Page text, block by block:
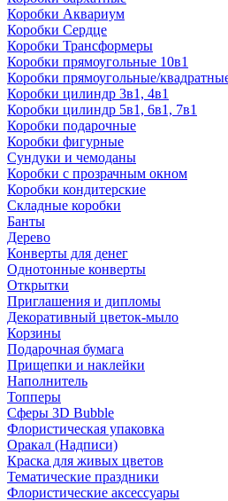
Коробки Аквариум
Коробки Сердце
Коробки Трансформеры
Коробки прямоугольные 10в1
Коробки прямоугольные/
Коробки цилиндр 3в1, 4в1
Коробки цилиндр 5в1, 6в1, 7в1
Коробки подарочные
Коробки фигурные
Сундуки и чемоданы
Коробки с прозрачным окном
Коробки кондитерские
Складные коробки
Банты
Дерево
Конверты для денег
Однотонные конверты
Открытки
Приглашения и дипломы
Декоративный цветок-мыло
Корзины
Подарочная бумага
Прищепки и наклейки
Наполнитель
Топперы
Сферы 3D Bubble
Флористическая упаковка
Оракал (Надписи)
Краска для живых цветов
Тематические праздники
Флористические аксессуары